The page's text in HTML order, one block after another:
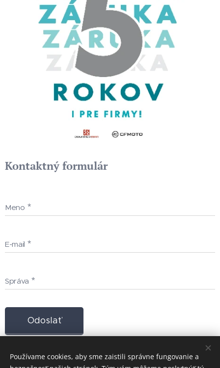
Kontaktný formulár
Meno
E-mail
Správa
Odoslať
Používame cookies, aby sme zaistili správne fungovanie a